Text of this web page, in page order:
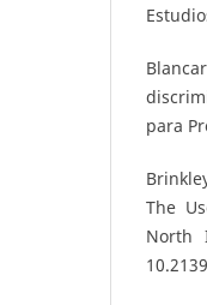
para
The
North